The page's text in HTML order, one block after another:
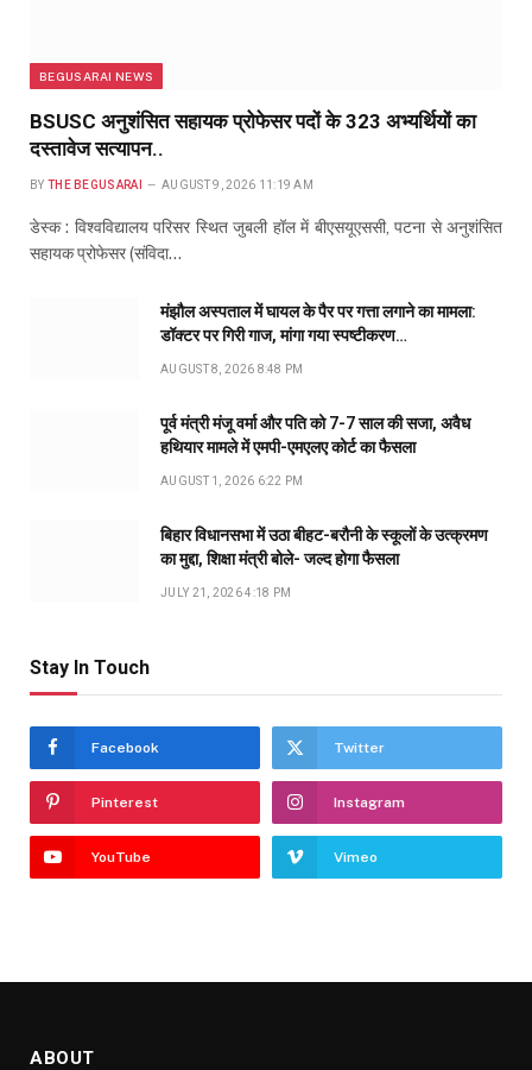
BEGUSARAI NEWS
BSUSC अनुशंसित सहायक प्रोफेसर पदों के 323 अभ्यर्थियों का
दस्तावेज सत्यापन..
BY THE BEGUSARAI AUGUST 9, 2026 11:19 AM
डेस्क : विश्वविद्यालय परिसर स्थित जुबली हॉल में बीएसयूएससी, पटना से अनुशंसित
सहायक प्रोफेसर (संविदा…
मंझौल अस्पताल में घायल के पैर पर गत्ता लगाने का मामला:
डॉक्टर पर गिरी गाज, मांगा गया स्पष्टीकरण…
AUGUST 8, 2026 8:48 PM
पूर्व मंत्री मंजू वर्मा और पति को 7-7 साल की सजा, अवैध
हथियार मामले में एमपी-एमएलए कोर्ट का फैसला
AUGUST 1, 2026 6:22 PM
बिहार विधानसभा में उठा बीहट-बरौनी के स्कूलों के उत्क्रमण
का मुद्दा, शिक्षा मंत्री बोले- जल्द होगा फैसला
JULY 21, 2026 4:18 PM
Stay In Touch
Facebook Twitter
Pinterest Instagram
YouTube Vimeo
ABOUT